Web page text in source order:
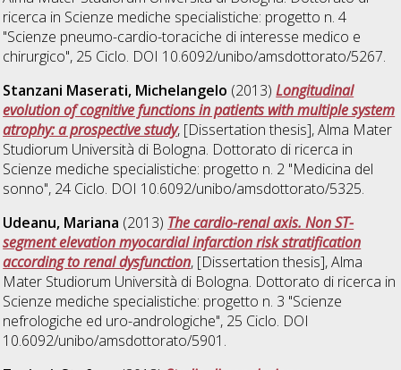
ricerca in Scienze mediche specialistiche: progetto n. 4
"Scienze pneumo-cardio-toraciche di interesse medico e
chirurgico", 25 Ciclo. DOI 10.6092/unibo/amsdottorato/5267.
Stanzani Maserati, Michelangelo (2013)Longitudinal
evolution of cognitive functions in patients with multiple system
atrophy: a prospective study, [Dissertation thesis], Alma Mater
Studiorum Università di Bologna. Dottorato di ricerca in
Scienze mediche specialistiche: progetto n. 2 "Medicina del
sonno", 24 Ciclo. DOI 10.6092/unibo/amsdottorato/5325.
Udeanu, Mariana (2013) The cardio-renal axis. Non ST-
segment elevation myocardial infarction risk stratification
according to renal dysfunction, [Dissertation thesis], Alma
Mater Studiorum Università di Bologna. Dottorato di ricerca in
Scienze mediche specialistiche: progetto n. 3 "Scienze
nefrologiche ed uro-andrologiche", 25 Ciclo. DOI
10.6092/unibo/amsdottorato/5901.